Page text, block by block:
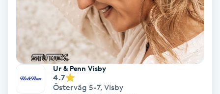
Nageltrång
Nagelvård
Naglar borttagning
Naglar reparation
Ur & Penn Visby
4.7
Österväg 5-7, Visby